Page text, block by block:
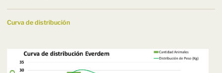
Curva de distribución